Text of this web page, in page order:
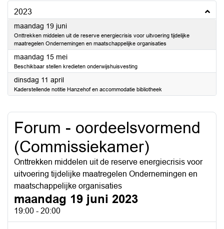
2023
maandag 19 juni2023
Onttrekken middelen uit de reserve energiecrisis voor uitvoering tijdelijke
maatregelen Ondernemingen en maatschappelijke organisaties
maandag 15 mei2023
Beschikbaar stellen kredieten onderwijshuisvesting
dinsdag 11 april2023
Kaderstellende notitie Hanzehof en accommodatie bibliotheek
Forum - oordeelsvormend
(Commissiekamer)
Onttrekken middelen uit de reserve energiecrisis voor
uitvoering tijdelijke maatregelen Ondernemingen en
maatschappelijke organisaties
maandag 19 juni 2023
19:00 - 20:00